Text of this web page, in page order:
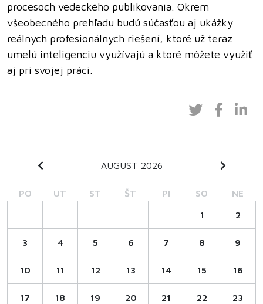
procesoch vedeckého publikovania. Okrem
všeobecného prehľadu budú súčasťou aj ukážky
reálnych profesionálnych riešení, ktoré už teraz
umelú inteligenciu využívajú a ktoré môžete využiť
aj pri svojej práci.
AUGUST 2026
PO UT ST ŠT PI SO NE
1 2
3 4 5 6 7 8 9
10 11 12 13 14 15 16
17 18 19 20 21 22 23